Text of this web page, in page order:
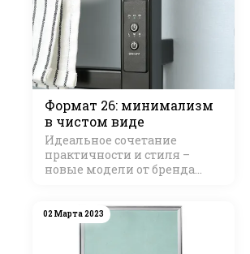
Формат 26: минимализм
в чистом виде
Идеальное сочетание
практичности и стиля –
новые модели от бренда
02 Марта 2023